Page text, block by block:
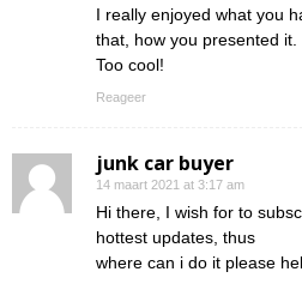
I really enjoyed what you
that, how you presented it.
Too cool!
Reageer
junk car buyer
14 maart 2021 at 3:17 am
Hi there, I wish for to
hottest updates, thus
where can i do it please